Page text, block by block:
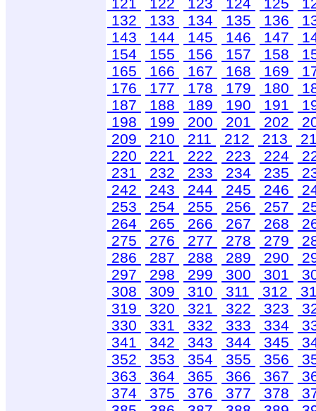
132
133 134 135 136
143
144 145 146 147
154
155 156 157 158
165
166 167 168 169
176
177 178 179 180
187
188 189 190 191
198
199 200 201 202
209
210 211 212 213
220
221 222 223 224
231
232 233 234 235
242
243 244 245 246
253
254 255 256 257
264
265 266 267 268
275
276 277 278 279
286
287 288 289 290
297
298 299 300 301
308
309 310 311 312
319
320 321 322 323
330
331 332 333 334
341
342 343 344 345
352
353 354 355 356
363
364 365 366 367
374
375 376 377 378